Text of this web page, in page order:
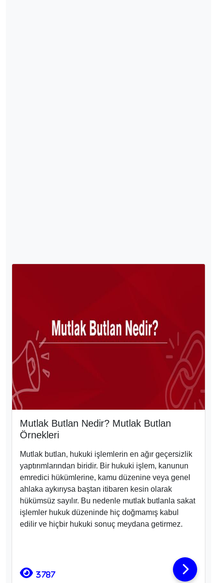
Mutlak Butlan Nedir? Mutlak Butlan
Örnekleri
Mutlak butlan, hukuki işlemlerin en ağır geçersizlik
yaptırımlarından biridir. Bir hukuki işlem, kanunun
emredici hükümlerine, kamu düzenine veya genel
ahlaka aykırıysa baştan itibaren kesin olarak
hükümsüz sayılır. Bu nedenle mutlak butlanla sakat
işlemler hukuk düzeninde hiç doğmamış kabul
edilir ve hiçbir hukuki sonuç meydana getirmez.
3787